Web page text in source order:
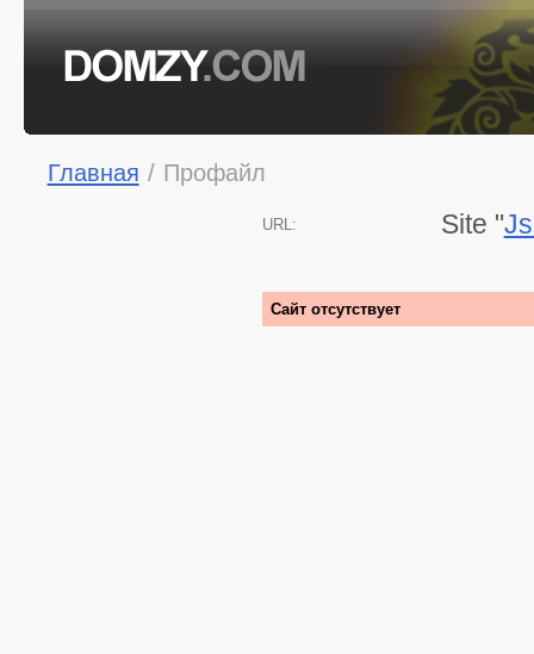
Главная / Профайл
URL: Site "
Сайт отсутствует